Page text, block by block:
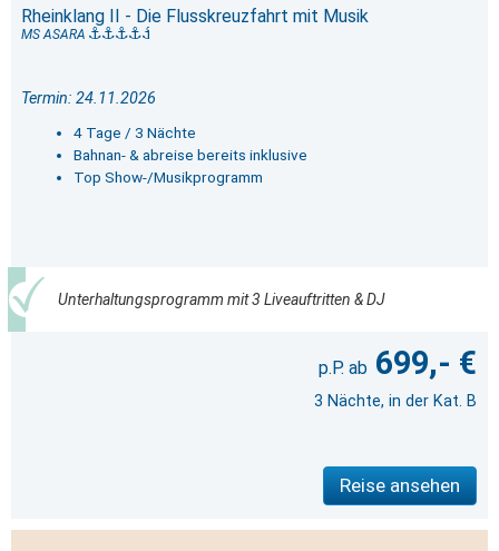
Rheinklang II - Die Flusskreuzfahrt mit Musik
MS ASARA
Termin: 24.11.2026
4 Tage / 3 Nächte
Bahnan- & abreise bereits inklusive
Top Show-/Musikprogramm
Unterhaltungsprogramm mit 3 Liveauftritten & DJ
699,- €
3 Nächte, in der Kat. B
Reise ansehen